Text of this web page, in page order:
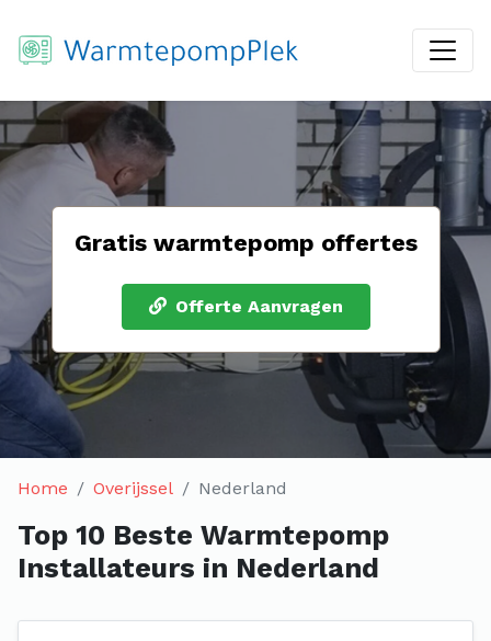
Gratis warmtepomp offertes
Offerte Aanvragen
Home Overijssel Nederland
Top 10 Beste Warmtepomp
Installateurs in Nederland